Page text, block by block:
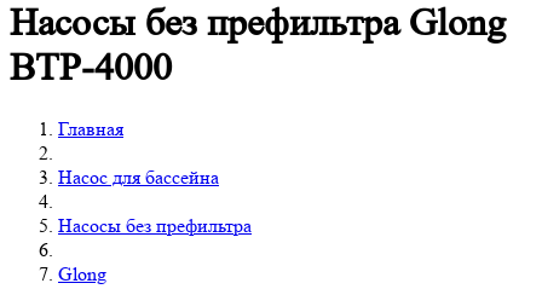
Насосы без префильтра Glong
BTP-4000
Главная
Насос для бассейна
Насосы без префильтра
Glong